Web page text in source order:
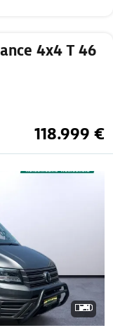
4x4 T 46
118.999 €